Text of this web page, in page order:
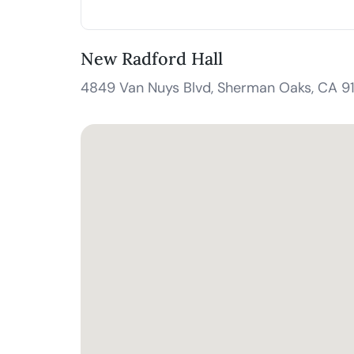
New Radford Hall
4849 Van Nuys Blvd, Sherman Oaks, CA